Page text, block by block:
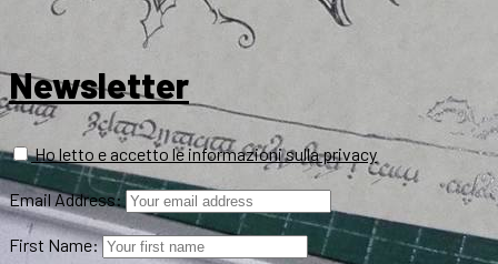
Newsletter
Ho letto e accetto le informazioni sulla privacy
Email Address:
First Name: